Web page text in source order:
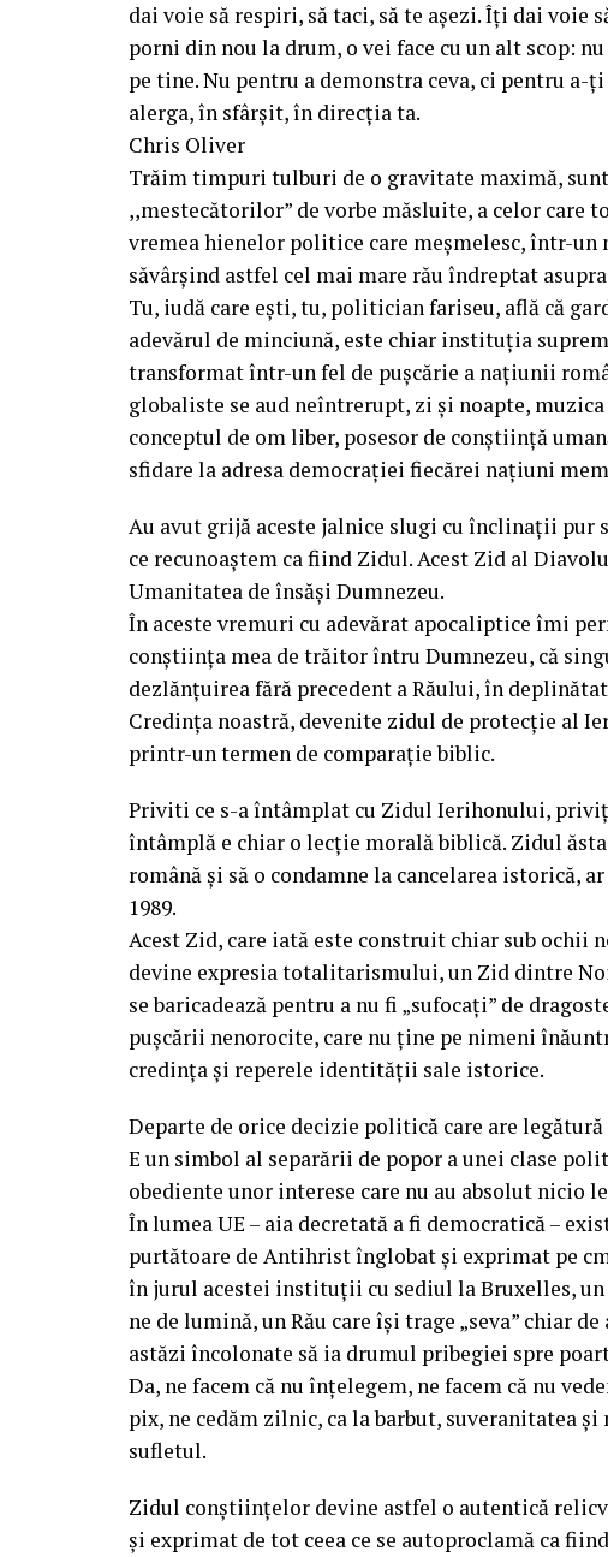
dai voie să respiri, să taci, să te așezi. Îți dai voie
porni din nou la drum, o vei face cu un alt scop:
pe tine. Nu pentru a demonstra ceva, ci pentru a-
alerga, în sfârșit, în direcția ta.
Chris Oliver
Trăim timpuri tulburi de o gravitate maximă,
,,mestecătorilor” de vorbe măsluite, a celor care
vremea hienelor politice care meșmelesc, într-
săvârșind astfel cel mai mare rău îndreptat
Tu, iudă care ești, tu, politician fariseu, află că
adevărul de minciună, este chiar instituția
transformat într-un fel de pușcărie a națiunii
globaliste se aud neîntrerupt, zi și noapte,
conceptul de om liber, posesor de conștiință
sfidare la adresa democrației fiecărei națiuni
Au avut grijă aceste jalnice slugi cu înclinații pur
ce recunoaștem ca fiind Zidul. Acest Zid al
Umanitatea de însăși Dumnezeu.
În aceste vremuri cu adevărat apocaliptice îmi
conștiința mea de trăitor întru Dumnezeu, că
dezlănțuirea fără precedent a Răului, în
Credința noastră, devenite zidul de protecție al
printr-un termen de comparație biblic.
Priviti ce s-a întâmplat cu Zidul Ierihonului,
întâmplă e chiar o lecție morală biblică. Zidul
română și să o condamne la cancelarea istorică,
1989.
Acest Zid, care iată este construit chiar sub
devine expresia totalitarismului, un Zid dintre
se baricadează pentru a nu fi „sufocați” de
pușcării nenorocite, care nu ține pe nimeni
credința și reperele identității sale istorice.
Departe de orice decizie politică care are
E un simbol al separării de popor a unei clase
obediente unor interese care nu au absolut nicio
În lumea UE – aia decretată a fi democratică –
purtătoare de Antihrist înglobat și exprimat pe
în jurul acestei instituții cu sediul la Bruxelles, un
ne de lumină, un Rău care își trage „seva” chiar
astăzi încolonate să ia drumul pribegiei spre
Da, ne facem că nu înțelegem, ne facem că nu
pix, ne cedăm zilnic, ca la barbut, suveranitatea și
sufletul.
Zidul conștiințelor devine astfel o autentică
și exprimat de tot ceea ce se autoproclamă ca